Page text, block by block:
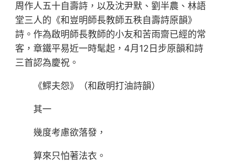
周作人五十自壽詩，以及沈尹默、劉半農、林語
堂三人的《和豈明師長教師五秩自壽詩原韻》
詩。作為啟明師長教師的小友和苦雨齋已經的常
客，章鐵平易近一時髦起，4月12日步原韻和詩
三首認為慶祝。
《鰥夫怨》（和啟明打油詩韻）
其一
幾度考慮欲落發，
算來只怕著法衣。